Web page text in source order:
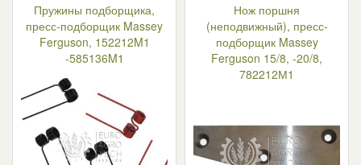
Пружины подборщика,
пресс-подборщик Massey
Ferguson, 152212M1
-585136M1
Нож поршня
(неподвижный), пресс-
подборщик Massey
Ferguson 15/8, -20/8,
782212М1